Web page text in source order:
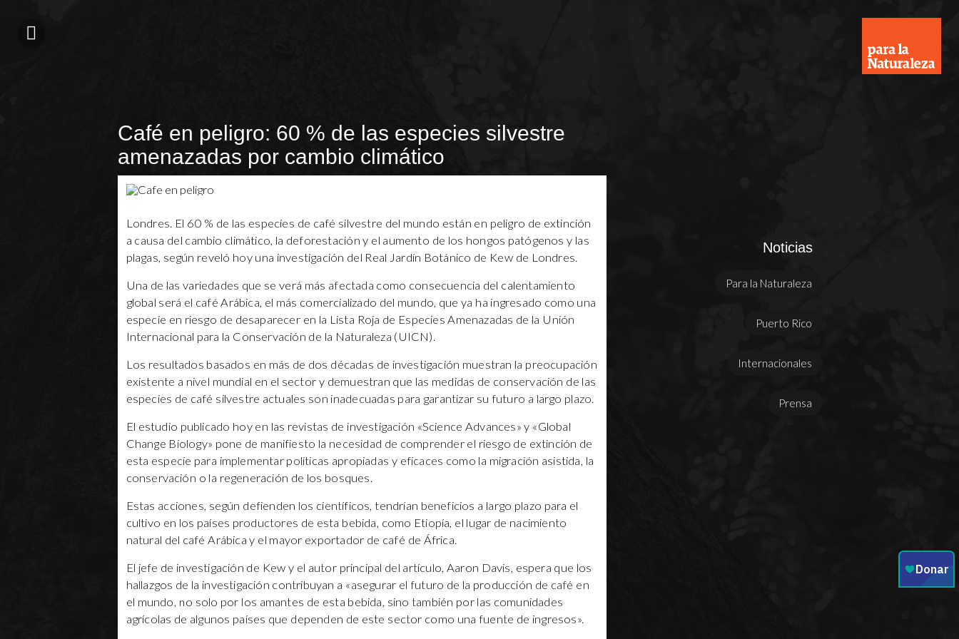
Café en peligro: 60 % de las especies silvestre
amenazadas por cambio climático
Londres. El 60 % de las especies de café silvestre del mundo están en peligro de extinción
a causa del cambio climático, la deforestación y el aumento de los hongos patógenos y las
plagas, según reveló hoy una investigación del Real Jardín Botánico de Kew de Londres.
Una de las variedades que se verá más afectada como consecuencia del calentamiento
global será el café Arábica, el más comercializado del mundo, que ya ha ingresado como una
especie en riesgo de desaparecer en la Lista Roja de Especies Amenazadas de la Unión
Internacional para la Conservación de la Naturaleza (UICN).
Los resultados basados en más de dos décadas de investigación muestran la preocupación
existente a nivel mundial en el sector y demuestran que las medidas de conservación de las
especies de café silvestre actuales son inadecuadas para garantizar su futuro a largo plazo.
El estudio publicado hoy en las revistas de investigación «Science Advances» y «Global
Change Biology» pone de manifiesto la necesidad de comprender el riesgo de extinción de
esta especie para implementar políticas apropiadas y eficaces como la migración asistida, la
conservación o la regeneración de los bosques.
Estas acciones, según defienden los científicos, tendrían beneficios a largo plazo para el
cultivo en los países productores de esta bebida, como Etiopía, el lugar de nacimiento
natural del café Arábica y el mayor exportador de café de África.
El jefe de investigación de Kew y el autor principal del artículo, Aaron Davis, espera que los
hallazgos de la investigación contribuyan a «asegurar el futuro de la producción de café en
el mundo, no solo por los amantes de esta bebida, sino también por las comunidades
agrícolas de algunos países que dependen de este sector como una fuente de ingresos».
Noticias
Para la Naturaleza
Puerto Rico
Internacionales
Prensa